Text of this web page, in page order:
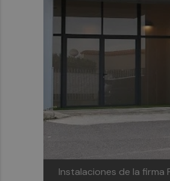
Instalaciones de la firma